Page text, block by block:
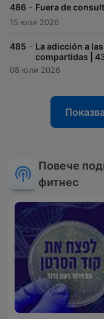
486 - Fuera de
15 юли 2026
485 - La adicción a
compartidas |
08 юли 2026
Повече
фитнес